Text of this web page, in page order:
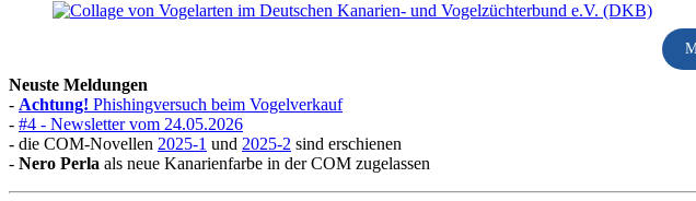
Neuste Meldungen
- Achtung! Phishingversuch beim Vogelverkauf
- #4 - Newsletter vom 24.05.2026
- die COM-Novellen 2025-1 und 2025-2 sind erschienen
- Nero Perla als neue Kanarienfarbe in der COM zugelassen